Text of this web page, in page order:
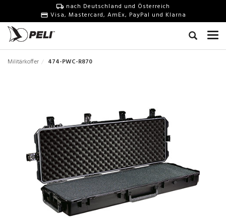
nach Deutschland und Österreich
Visa, Mastercard, AmEx, PayPal und Klarna
Militärkoffer 474-PWC-R870